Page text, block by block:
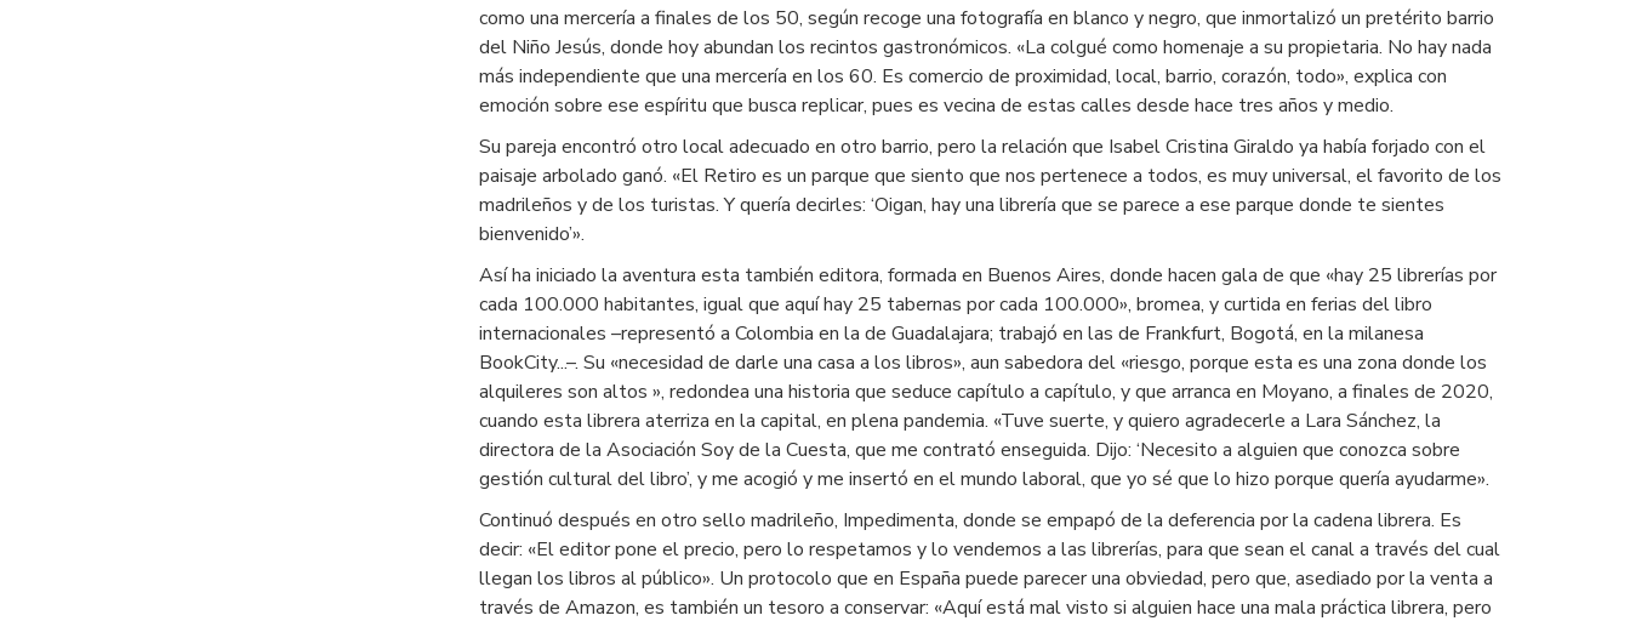
como una mercería a finales de los 50, según recoge una fotografía en blanco y negro, que inmortalizó un pretérito barrio
del Niño Jesús, donde hoy abundan los recintos gastronómicos. «La colgué como homenaje a su propietaria. No hay nada
más independiente que una mercería en los 60. Es comercio de proximidad, local, barrio, corazón, todo», explica con
emoción sobre ese espíritu que busca replicar, pues es vecina de estas calles desde hace tres años y medio.
Su pareja encontró otro local adecuado en otro barrio, pero la relación que Isabel Cristina Giraldo ya había forjado con el
paisaje arbolado ganó. «El Retiro es un parque que siento que nos pertenece a todos, es muy universal, el favorito de los
madrileños y de los turistas. Y quería decirles: ‘Oigan, hay una librería que se parece a ese parque donde te sientes
bienvenido’».
Así ha iniciado la aventura esta también editora, formada en Buenos Aires, donde hacen gala de que «hay 25 librerías por
cada 100.000 habitantes, igual que aquí hay 25 tabernas por cada 100.000», bromea, y curtida en ferias del libro
internacionales –representó a Colombia en la de Guadalajara; trabajó en las de Frankfurt, Bogotá, en la milanesa
BookCity...–. Su «necesidad de darle una casa a los libros», aun sabedora del «riesgo, porque esta es una zona donde los
alquileres son altos », redondea una historia que seduce capítulo a capítulo, y que arranca en Moyano, a finales de 2020,
cuando esta librera aterriza en la capital, en plena pandemia. «Tuve suerte, y quiero agradecerle a Lara Sánchez, la
directora de la Asociación Soy de la Cuesta, que me contrató enseguida. Dijo: ‘Necesito a alguien que conozca sobre
gestión cultural del libro’, y me acogió y me insertó en el mundo laboral, que yo sé que lo hizo porque quería ayudarme».
Continuó después en otro sello madrileño, Impedimenta, donde se empapó de la deferencia por la cadena librera. Es
decir: «El editor pone el precio, pero lo respetamos y lo vendemos a las librerías, para que sean el canal a través del cual
llegan los libros al público». Un protocolo que en España puede parecer una obviedad, pero que, asediado por la venta a
través de Amazon, es también un tesoro a conservar: «Aquí está mal visto si alguien hace una mala práctica librera, pero